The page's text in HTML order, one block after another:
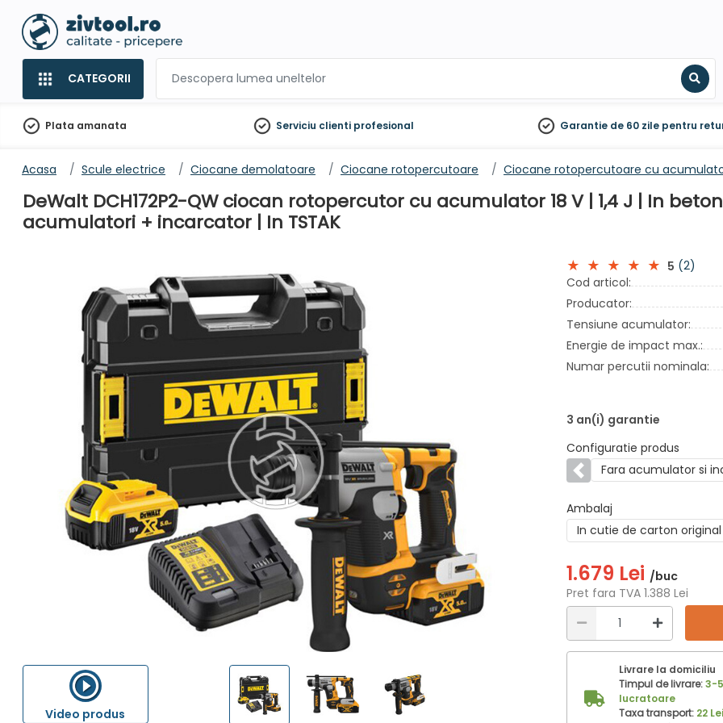
CATEGORII
Plata amanata Serviciu clienti profesional Garantie de 60 zile pentru
Acasa Scule electrice Ciocane demolatoare Ciocane rotopercutoare Ciocane rotopercutoare cu
DeWalt DCH172P2-QW ciocan rotopercutor cu acumulator 18 V | 1,4 J | In
acumulatori + incarcator | In TSTAK
Video produs
5 (2)
Cod articol:
Producator:
Tensiune acumulator:
Energie de impact max.:
Numar percutii nominala:
3 an(i) garantie
Configuratie produs
AnteriorFara acumulator si
Ambalaj
In cutie de carton original
1.679 Lei /buc
Pret fara TVA 1.388 Lei
Livrare la domiciliu
Timpul de livrare:3-
lucratoare
Taxa transport: 22 Lei